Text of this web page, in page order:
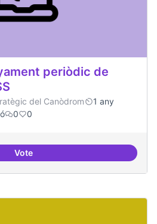
periòdic de
del Canòdrom
1 any
0 0
VoteEspai acompanyament periòdic